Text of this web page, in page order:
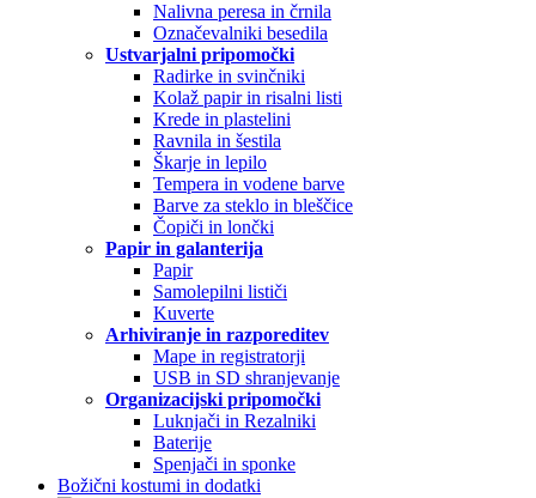
Nalivna peresa in črnila
Označevalniki besedila
Ustvarjalni pripomočki
Radirke in svinčniki
Kolaž papir in risalni listi
Krede in plastelini
Ravnila in šestila
Škarje in lepilo
Tempera in vodene barve
Barve za steklo in bleščice
Čopiči in lončki
Papir in galanterija
Papir
Samolepilni lističi
Kuverte
Arhiviranje in razporeditev
Mape in registratorji
USB in SD shranjevanje
Organizacijski pripomočki
Luknjači in Rezalniki
Baterije
Spenjači in sponke
Božični kostumi in dodatki